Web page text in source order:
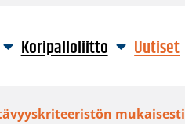
Koripalloliitto Uutiset
mukaisesti